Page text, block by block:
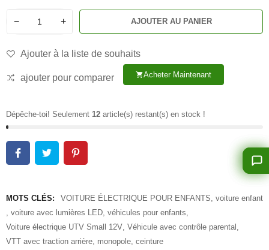
− + AJOUTER AU PANIER
Ajouter à la liste de souhaits
ajouter pour comparer shopping_cartAcheter Maintenant
Dépêche-toi! Seulement 12 article(s) restant(s) en stock !
MOTS CLÉS: VOITURE ÉLECTRIQUE POUR ENFANTS voiture enfant
voiture avec lumières LED véhicules pour enfants
Voiture électrique UTV Small 12V Véhicule avec contrôle parental
VTT avec traction arrière monopole ceinture